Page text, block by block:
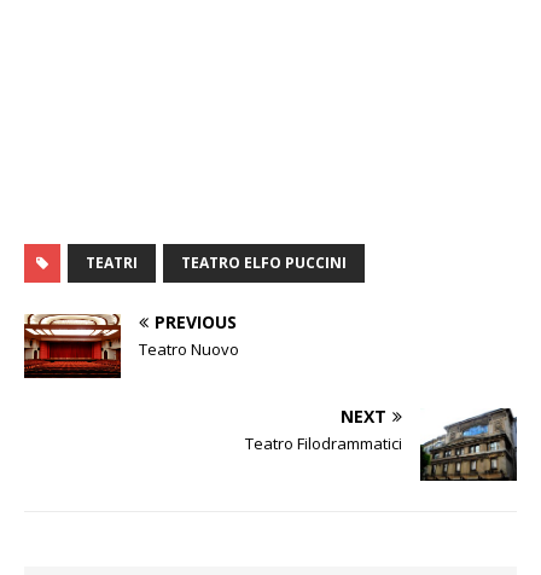
TEATRI TEATRO ELFO PUCCINI
PREVIOUS
Teatro Nuovo
NEXT
Teatro Filodrammatici